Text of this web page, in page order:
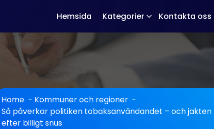
Hemsida Kategorier Kontakta oss
Home - Kommuner och regioner -
Så påverkar politiken tobaksanvändandet – och jakten
efter billigt snus